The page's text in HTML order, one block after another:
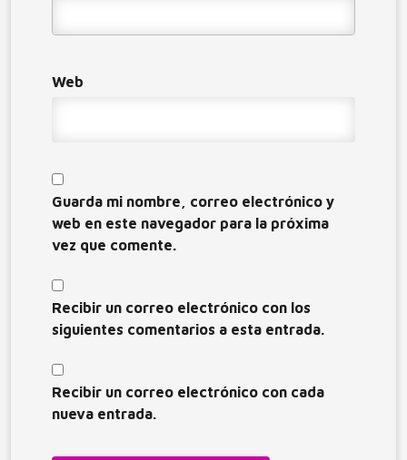
Web
Guarda mi nombre, correo electrónico y
web en este navegador para la próxima
vez que comente.
Recibir un correo electrónico con los
siguientes comentarios a esta entrada.
Recibir un correo electrónico con cada
nueva entrada.